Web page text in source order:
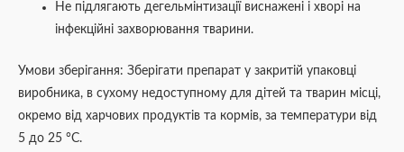
Не підлягають дегельмінтизації виснажені і хворі на
інфекційні захворювання тварини.
Умови зберігання: Зберігати препарат у закритій упаковці
виробника, в сухому недоступному для дітей та тварин місці,
окремо від харчових продуктів та кормів, за температури від
5 до 25 °С.